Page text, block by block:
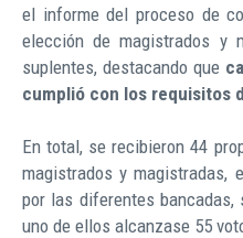
el informe del proceso de
elección de magistrados y
suplentes, destacando que
cumplió con los requisitos
En total, se recibieron 44
magistrados y magistradas,
por las diferentes bancadas,
uno de ellos alcanzase 55